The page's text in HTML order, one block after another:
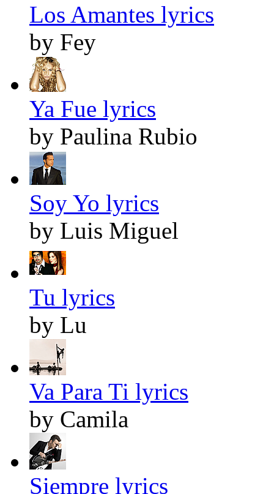
Los Amantes lyrics
by Fey
Ya Fue lyrics
by Paulina Rubio
Soy Yo lyrics
by Luis Miguel
Tu lyrics
by Lu
Va Para Ti lyrics
by Camila
Siempre lyrics